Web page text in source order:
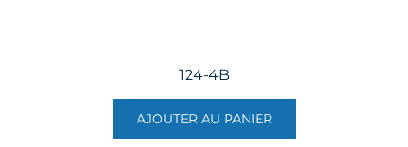
124-4B
AJOUTER AU PANIER